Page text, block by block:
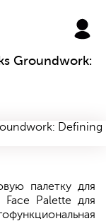
Groundwork:
палетку для
Palette для